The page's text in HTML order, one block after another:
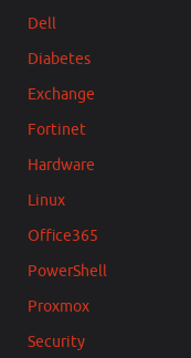
Dell
Diabetes
Exchange
Fortinet
Hardware
Linux
Office365
PowerShell
Proxmox
Security